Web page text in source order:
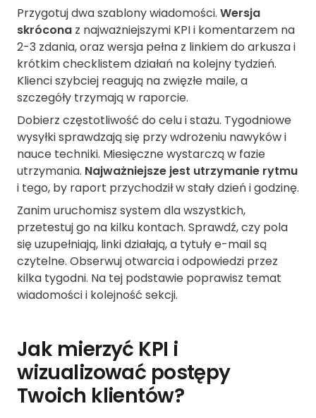
Przygotuj dwa szablony wiadomości. Wersja
skrócona z najważniejszymi KPI i komentarzem na
2-3 zdania, oraz wersja pełna z linkiem do arkusza i
krótkim checklistem działań na kolejny tydzień.
Klienci szybciej reagują na zwięzłe maile, a
szczegóły trzymają w raporcie.
Dobierz częstotliwość do celu i stażu. Tygodniowe
wysyłki sprawdzają się przy wdrożeniu nawyków i
nauce techniki. Miesięczne wystarczą w fazie
utrzymania. Najważniejsze jest utrzymanie rytmu
i tego, by raport przychodził w stały dzień i godzinę.
Zanim uruchomisz system dla wszystkich,
przetestuj go na kilku kontach. Sprawdź, czy pola
się uzupełniają, linki działają, a tytuły e-mail są
czytelne. Obserwuj otwarcia i odpowiedzi przez
kilka tygodni. Na tej podstawie poprawisz temat
wiadomości i kolejność sekcji.
Jak mierzyć KPI i
wizualizować postępy
Twoich klientów?